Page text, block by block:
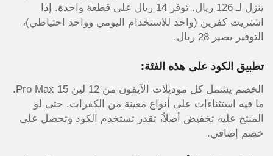
ينزل لـ 126 ريال. توفر 14 ريال على قطعة واحدة. إذا
اشتريت كفرين (واحد للاستخدام اليومي وواحد احتياطي)،
التوفير يصير 28 ريال.
تطبيق الكود على هذه الفئة:
الخصم يشمل كل موديلات الآيفون من 12 لين 15 Pro Max.
ما فيه استثناءات على أنواع معينة من الكفرات. حتى لو
المنتج عليه تخفيض أصلاً، تقدر تستخدم الكود وتحصل على
خصم إضافي.